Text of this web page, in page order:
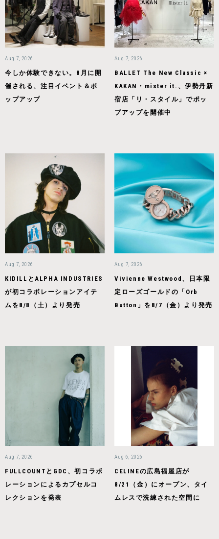
Aug 7, 2026
今しか体験できない。8月に開
催される、注目イベント＆ポ
ップアップ
Aug 7, 2026
BALLET The New Classic ×
KAKAN・mister it.、伊勢丹新
宿店「リ・スタイル」でポッ
プアップを開催中
Aug 7, 2026
KIDILLとALPHA INDUSTRIES
が初コラボレーションアイテ
ムを8/8（土）より発売
Aug 7, 2026
Vivienne Westwood、日本限
定ローズゴールドの「Orb
Button」を8/7（金）より発売
Aug 7, 2026
FULLCOUNTとGDC、初コラボ
レーションによるカプセルコ
レクションを発表
Aug 6, 2026
CELINEの広島福屋店が
8/21（金）にオープン、タイ
ムレスで洗練された空間に